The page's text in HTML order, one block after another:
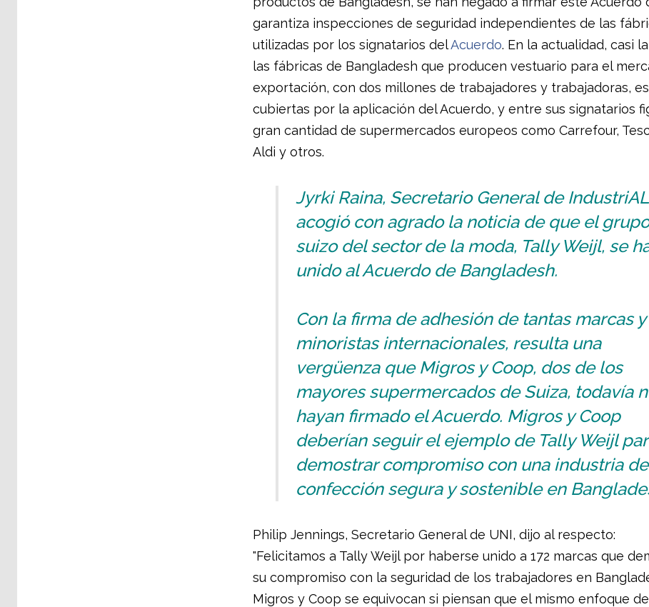
garantiza inspecciones de seguridad independientes de las
utilizadas por los signatarios delAcuerdo. En la actualidad, casi
las fábricas de Bangladesh que producen vestuario para el
exportación, con dos millones de trabajadores y trabajadoras,
cubiertas por la aplicación del Acuerdo, y entre sus signatarios
gran cantidad de supermercados europeos como Carrefour,
Aldi y otros.
Jyrki Raina, Secretario General de
acogió con agrado la noticia de que el grupo
suizo del sector de la moda, Tally Weijl, se
unido al Acuerdo de Bangladesh.
Con la firma de adhesión de tantas marcas y
minoristas internacionales, resulta una
vergüenza que Migros y Coop, dos de los
mayores supermercados de Suiza, todavía
hayan firmado el Acuerdo. Migros y Coop
deberían seguir el ejemplo de Tally Weijl
demostrar compromiso con una industria
confección segura y sostenible en
Philip Jennings, Secretario General de UNI, dijo al respecto:
"Felicitamos a Tally Weijl por haberse unido a 172 marcas que
su compromiso con la seguridad de los trabajadores en
Migros y Coop se equivocan si piensan que el mismo enfoque